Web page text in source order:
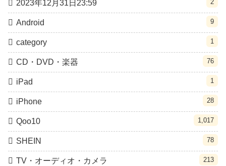
2023年12月31日23:59 2
Android 9
category 1
CD・DVD・楽器 76
iPad 1
iPhone 28
Qoo10 1,017
SHEIN 78
TV・オーディオ・カメラ 213